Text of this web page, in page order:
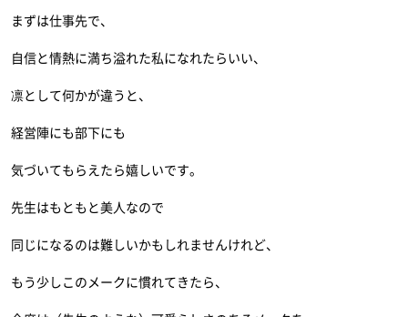
まずは仕事先で、
自信と情熱に満ち溢れた私になれたらいい、
凛として何かが違うと、
経営陣にも部下にも
気づいてもらえたら嬉しいです。
先生はもともと美人なので
同じになるのは難しいかもしれませんけれど、
もう少しこのメークに慣れてきたら、